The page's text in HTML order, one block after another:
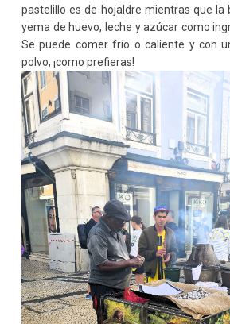
pastelillo es de hojaldre mientras que la
yema de huevo, leche y azúcar como
Se puede comer frío o caliente y con
polvo, ¡como prefieras!